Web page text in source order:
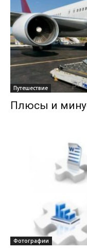
Путешествие
Плюсы и
Фотографии